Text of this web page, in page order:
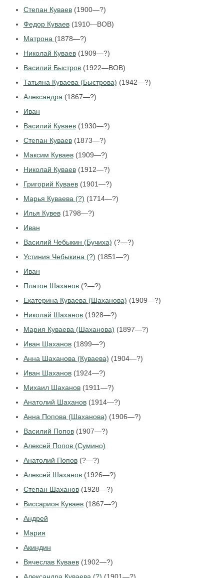
Степан Куваев(1900—?)
Федор Куваев(1910—ВОВ)
Матрона (1878—?)
Николай Куваев(1909—?)
Василий Быстров(1922—ВОВ)
Татьяна Куваева (Быстрова) (1942—?)
Александра (1867—?)
Иван
Василий Куваев(1930—?)
Степан Куваев(1873—?)
Максим Куваев(1909—?)
Николай Куваев(1912—?)
Григорий Куваев(1901—?)
Марья Куваева (?) (1714—?)
Илья Кувев(1798—?)
Иван
Василий Чебыкин (Бучиха) (?—?)
Устиния Чебыкина (?) (1851—?)
Иван
Платон Шаханов(?—?)
Екатерина Куваева (Шаханова) (1909—?)
Николай Шаханов(1928—?)
Мария Куваева (Шаханова) (1897—?)
Иван Шаханов(1899—?)
Анна Шаханова (Куваева) (1904—?)
Иван Шаханов(1924—?)
Михаил Шаханов(1911—?)
Анатолий Шаханов(1914—?)
Анна Попова (Шаханова) (1906—?)
Василий Попов(1907—?)
Алексей Попов (Сумино)
Анатолий Попов(?—?)
Алексей Шаханов(1926—?)
Степан Шаханов(1928—?)
Виссарион Куваев(1867—?)
Андрей
Мария
Акиндин
Вячеслав Куваев(1902—?)